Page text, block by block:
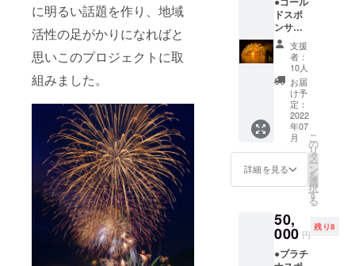
に明るい話題を作り、地域
活性の足がかりになればと
思いこのプロジェクトに取
組みました。
掲載さ
せてい
ただき
ます。
①掲載
期間
2022年
10月末
日（掲
載期間
終了後
も特別
な事情
がない
だきま
す） ②
掲載方
法（文
ドスポ
ンサー
▼西伊
豆堂ヶ
島観光
協会
ホーム
ページ
の花火
大会ス
ポン
サー
ページ
のゴー
ルドス
サーの
掲載場
所にお
名前と
支援
者：
10人
お届
け予
定：
2022
年07
月
詳細を見る
こ
の
リ
タ
ー
ン
を
選
択
す
る
50,
000 円
残り8
●プラチ